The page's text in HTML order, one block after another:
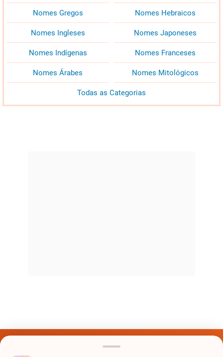
Nomes Gregos Nomes Hebraicos
Nomes Ingleses Nomes Japoneses
Nomes Indígenas Nomes Franceses
Nomes Árabes Nomes Mitológicos
Todas as Categorias